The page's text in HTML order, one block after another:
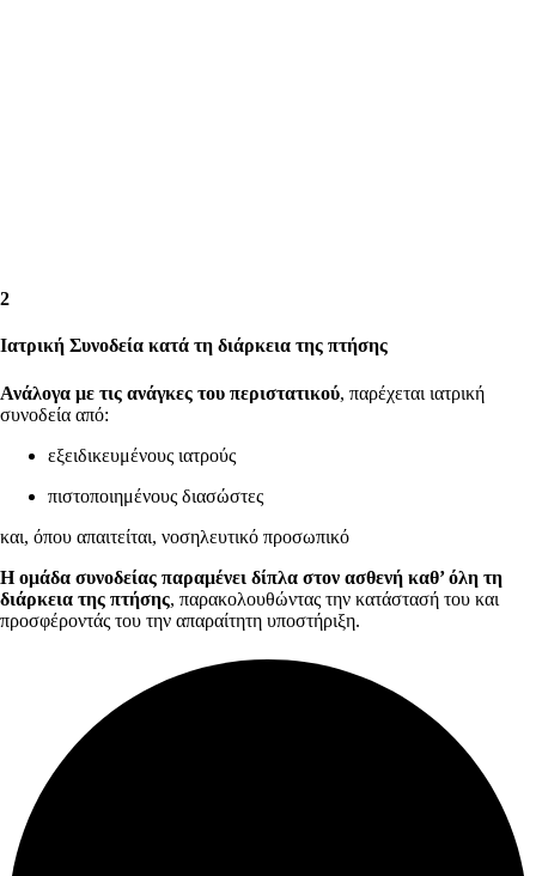
2
Ιατρική Συνοδεία κατά τη διάρκεια της πτήσης
Ανάλογα με τις ανάγκες του περιστατικού, παρέχεται ιατρική
συνοδεία από:
εξειδικευμένους ιατρούς
πιστοποιημένους διασώστες
και, όπου απαιτείται, νοσηλευτικό προσωπικό
Η ομάδα συνοδείας παραμένει δίπλα στον ασθενή καθ’ όλη τη
διάρκεια της πτήσης, παρακολουθώντας την κατάστασή του και
προσφέροντάς του την απαραίτητη υποστήριξη.